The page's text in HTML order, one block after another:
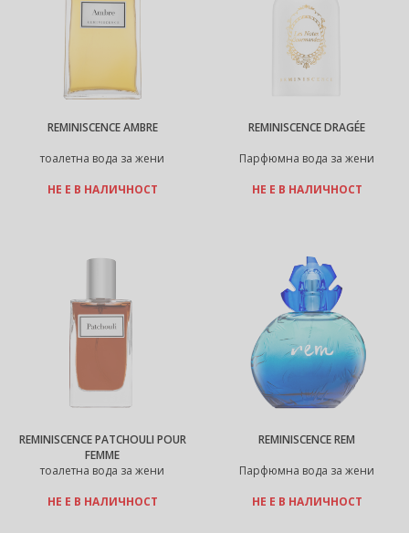
REMINISCENCE AMBRE
тоалетна вода за жени
НЕ Е В НАЛИЧНОСТ
REMINISCENCE DRAGÉE
Парфюмна вода за жени
НЕ Е В НАЛИЧНОСТ
REMINISCENCE PATCHOULI POUR
FEMME
тоалетна вода за жени
НЕ Е В НАЛИЧНОСТ
REMINISCENCE REM
Парфюмна вода за жени
НЕ Е В НАЛИЧНОСТ